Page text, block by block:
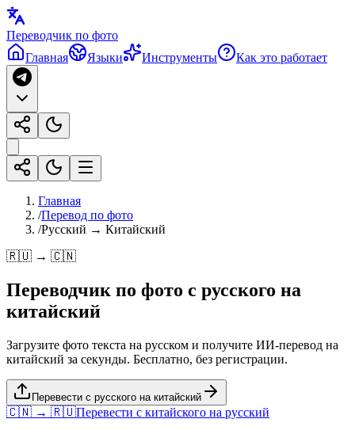
Переводчик по фото
Главная
Языки Инструменты Как это работает
Главная
/Перевод по фото
/Русский → Китайский
🇷🇺 → 🇨🇳
Переводчик по фото с русского на
китайский
Загрузите фото текста на русском и получите ИИ-перевод на
китайский за секунды. Бесплатно, без регистрации.
Перевести с русского на китайский
🇨🇳 → 🇷🇺Перевести с китайского на русский